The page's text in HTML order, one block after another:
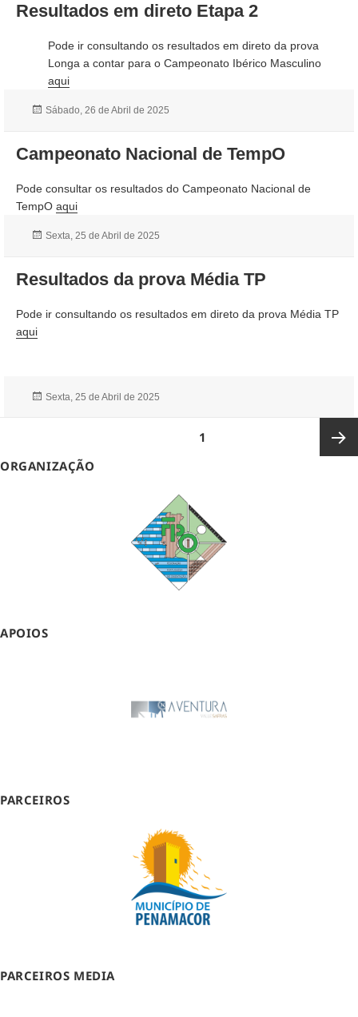
Resultados em direto Etapa 2
Pode ir consultando os resultados em direto da prova
Longa a contar para o Campeonato Ibérico Masculino
aqui
Publicado
Sábado, 26 de Abril de 2025
Campeonato Nacional de TempO
Pode consultar os resultados do Campeonato Nacional de
TempO aqui
Publicado
Sexta, 25 de Abril de 2025
Resultados da prova Média TP
Pode ir consultando os resultados em direto da prova Média TP
aqui
Publicado
Sexta, 25 de Abril de 2025
conteúdos
1
ORGANIZAÇÃO
APOIOS
PARCEIROS
PARCEIROS MEDIA